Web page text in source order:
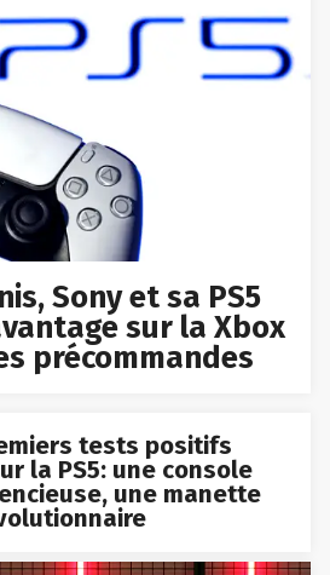
Sony et sa PS5
sur la Xbox
précommandes
tests positifs
la PS5: une console
une manette